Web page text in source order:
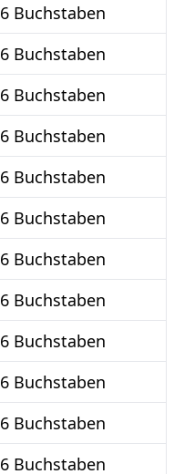
6 Buchstaben
6 Buchstaben
6 Buchstaben
6 Buchstaben
6 Buchstaben
6 Buchstaben
6 Buchstaben
6 Buchstaben
6 Buchstaben
6 Buchstaben
6 Buchstaben
6 Buchstaben